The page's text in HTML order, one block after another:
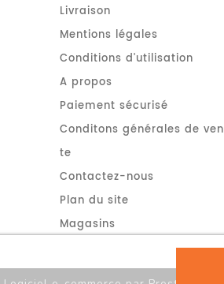
Livraison
Mentions légales
Conditions d'utilisation
A propos
Paiement sécurisé
Conditons générales de ven
te
Contactez-nous
Plan du site
Magasins